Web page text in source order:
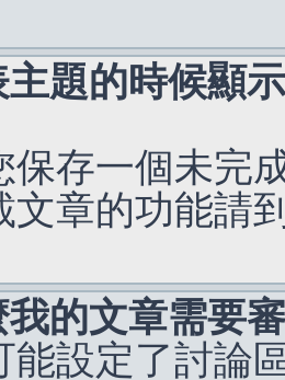
題的時候顯
保存一個未完
文章的功能請
的文章需要
能設定了討論